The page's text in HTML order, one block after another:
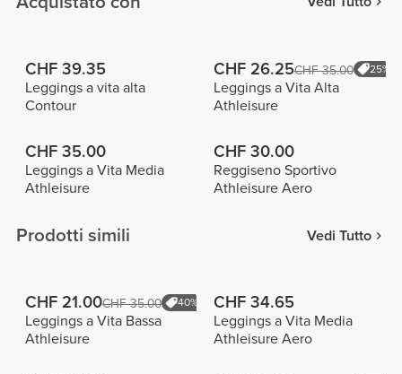
CHF 39.35
Leggings a vita alta
Contour
CHF 26.25CHF 35.00 25%
Leggings a Vita Alta
Athleisure
CHF 35.00
Leggings a Vita Media
Athleisure
CHF 30.00
Reggiseno Sportivo
Athleisure Aero
Prodotti simili Vedi Tutto
CHF 21.00CHF 35.00 40%
Leggings a Vita Bassa
Athleisure
CHF 34.65
Leggings a Vita Media
Athleisure Aero